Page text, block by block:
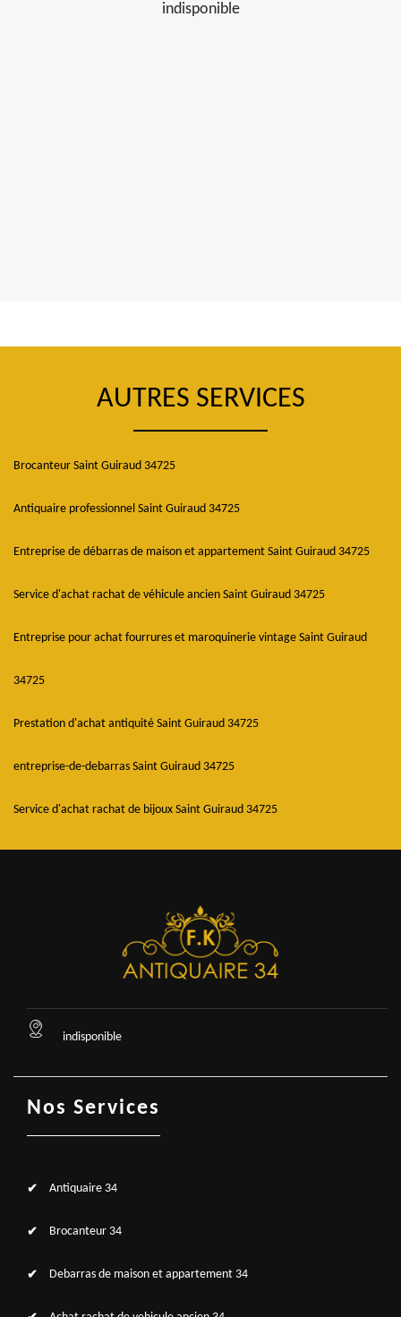
indisponible
AUTRES SERVICES
Brocanteur Saint Guiraud 34725
Antiquaire professionnel Saint Guiraud 34725
Entreprise de débarras de maison et appartement Saint Guiraud 34725
Service d'achat rachat de véhicule ancien Saint Guiraud 34725
Entreprise pour achat fourrures et maroquinerie vintage Saint Guiraud
34725
Prestation d'achat antiquité Saint Guiraud 34725
entreprise-de-debarras Saint Guiraud 34725
Service d'achat rachat de bijoux Saint Guiraud 34725
indisponible
Nos Services
Antiquaire 34
Brocanteur 34
Debarras de maison et appartement 34